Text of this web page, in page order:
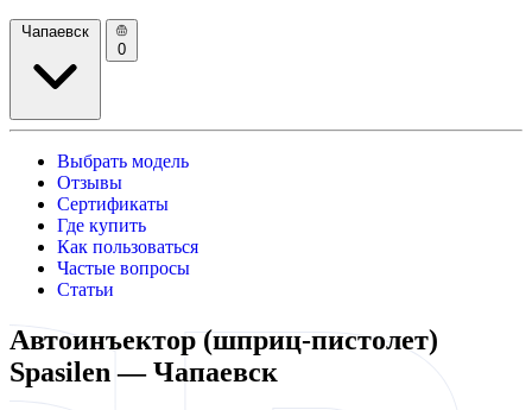
Чапаевск
0
Выбрать модель
Отзывы
Сертификаты
Где купить
Как пользоваться
Частые вопросы
Статьи
Автоинъектор (шприц-пистолет)
Spasilen — Чапаевск